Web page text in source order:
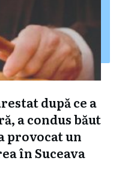
după ce a
a condus băut
provocat un
în Suceava